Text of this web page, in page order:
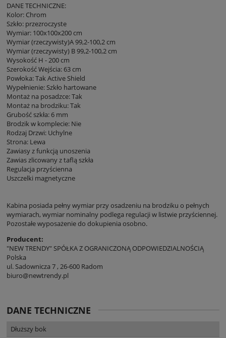
DANE TECHNICZNE:
Kolor: Chrom
Szkło: przezroczyste
Wymiar: 100x100x200 cm
Wymiar (rzeczywisty)A 99,2-100,2 cm
Wymiar (rzeczywisty) B 99,2-100,2 cm
Wysokość H - 200 cm
Szerokość Wejścia: 63 cm
Powłoka: Tak Active Shield
Wypełnienie: Szkło hartowane
Montaż na posadzce: Tak
Montaż na brodziku: Tak
Grubość szkła: 6 mm
Brodzik w komplecie: Nie
Rodzaj Drzwi: Uchylne
Strona: Lewa
Zawiasy z funkcją unoszenia
Zawias zlicowany z taflą szkła
Regulacja przyścienna
Uszczelki magnetyczne
Kabina posiada pełny wymiar przy osadzeniu na brodziku o pełnych
wymiarach, wymiar nominalny podlega regulacji w listwie przyściennej.
Pozostałe wyposażenie do dokupienia osobno.
Producent:
"NEW TRENDY" SPÓŁKA Z OGRANICZONĄ ODPOWIEDZIALNOŚCIĄ
Polska
ul. Sadownicza 7 , 26-600 Radom
biuro@newtrendy.pl
DANE TECHNICZNE
Dłuższy bok